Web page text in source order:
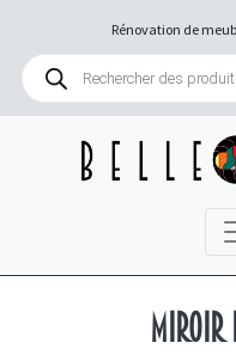
Rénovation de
Recherche
produits
Miroir